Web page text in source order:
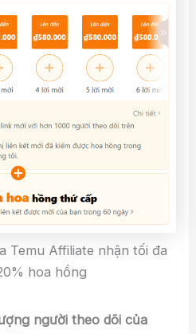
Temu Affiliate nhận tối đa
hoa hồng
người theo dõi của